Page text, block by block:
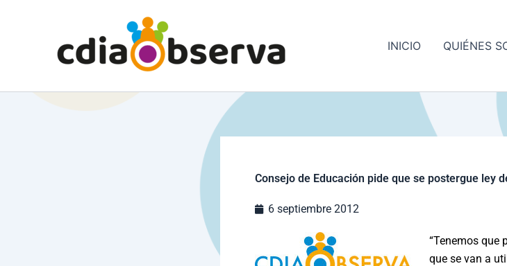
INICIO QUIÉNES
Consejo de Educación pide que se postergue ley
6 septiembre 2012
“Tenemos que
que se van a